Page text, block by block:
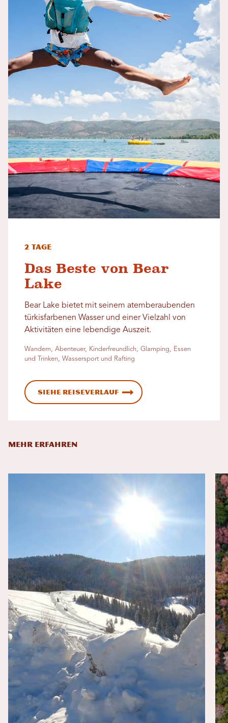
2 Tage
Das Beste von Bear
Lake
Bear Lake bietet mit seinem atemberaubenden
türkisfarbenen Wasser und einer Vielzahl von
Aktivitäten eine lebendige Auszeit.
Wandern, Abenteuer, Kinderfreundlich, Glamping, Essen
und Trinken, Wassersport und Rafting
Siehe Reiseverlauf
MEHR ERFAHREN